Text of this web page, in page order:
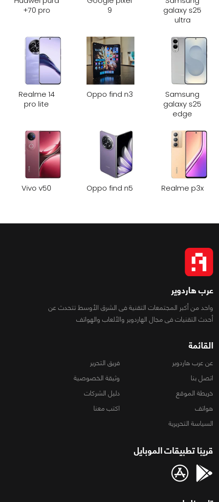
galaxy s25
ultra
9
70 pro+
Samsung
galaxy s25
edge
Oppo find n3
Realme 14
pro lite
Realme p3x
Oppo find n5
Vivo v50
عرب هاردوير
واحد من أكبر المجتمعات التقنية فى الشرق الأوسط تتحدث عن
أحدث التقنيات فى مجال الهاردوير والألعاب والهواتف
القائمة
عن عرب هاردوير
فريق التحرير
اتصل بنا
وثيقة الخصوصية
خريطة الموقع
دليل الشركات
هواتف
اكتب معنا
السياسة التحريرية
قريبًا تطبيقات الموبايل